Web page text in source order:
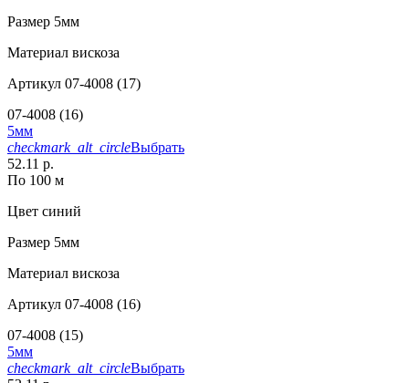
Размер 5мм
Материал вискоза
Артикул 07-4008 (17)
07-4008 (16)
5мм
checkmark_alt_circleВыбрать
52.11 р.
По 100 м
Цвет синий
Размер 5мм
Материал вискоза
Артикул 07-4008 (16)
07-4008 (15)
5мм
checkmark_alt_circleВыбрать